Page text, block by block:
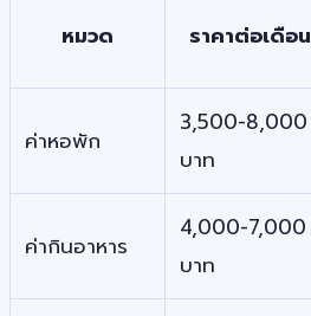
หมวด ราคาต่อเดือน
ค่าหอพัก
3,500-8,000
บาท
ค่ากินอาหาร
4,000-7,000
บาท